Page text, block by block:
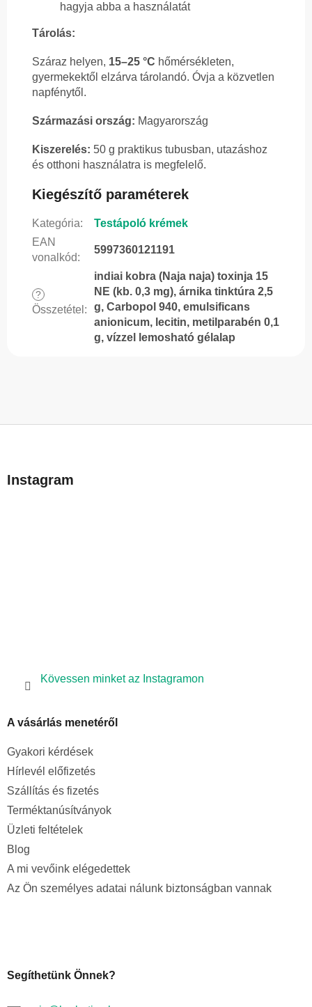
hagyja abba a használatát
Tárolás:
Száraz helyen, 15–25 °C hőmérsékleten,
gyermekektől elzárva tárolandó. Óvja a közvetlen
napfénytől.
Származási ország: Magyarország
Kiszerelés: 50 g praktikus tubusban, utazáshoz
és otthoni használatra is megfelelő.
Kiegészítő paraméterek
Kategória:
Testápoló krémek
EAN
vonalkód:
5997360121191
?
Összetétel :
indiai kobra (Naja naja) toxinja 15
NE (kb. 0,3 mg), árnika tinktúra 2,5
g, Carbopol 940, emulsificans
anionicum, lecitin, metilparabén 0,1
g, vízzel lemosható gélalap
bInstagram
Kövessen minket az Instagramon
A vásárlás menetéről
Gyakori kérdések
Hírlevél előfizetés
Szállítás és fizetés
Terméktanúsítványok
Üzleti feltételek
Blog
A mi vevőink elégedettek
Az Ön személyes adatai nálunk biztonságban vannak
Segíthetünk Önnek?